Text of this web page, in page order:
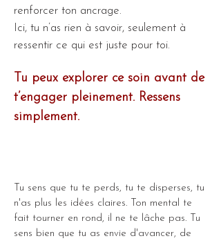
renforcer ton ancrage.
Ici, tu n’as rien à savoir, seulement à
ressentir ce qui est juste pour toi.
Tu peux explorer ce soin avant de
t’engager pleinement. Ressens
simplement.
Tu sens que tu te perds, tu te disperses, tu
n'as plus les idées claires. Ton mental te
fait tourner en rond, il ne te lâche pas. Tu
sens bien que tu as envie d'avancer, de